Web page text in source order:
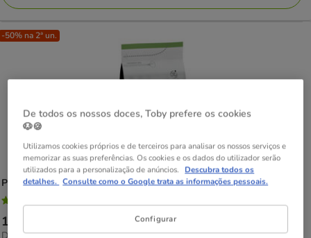
-50% na 2ª un.
Pro PlanAdult Sterilized Salmão ração para gatos
4.8
estrelas
Preço
19.99€
5.54€
Desde 5.54€ / kg
De todos os nossos doces, Toby prefere os cookies
🐶🍪
Utilizamos cookies próprios e de terceiros para analisar os nossos serviços e
memorizar as suas preferências. Os cookies e os dados do utilizador serão
utilizados para a personalização de anúncios. Descubra todos os
detalhes. Consulte como o Google trata as informações pessoais.
Configurar